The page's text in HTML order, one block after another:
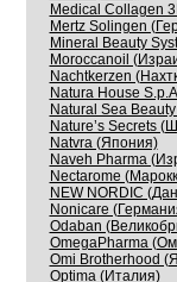
Medical Collagen
Mertz Solingen
Mineral Beauty
Moroccanoil
Nachtkerzen
Natura House
Natural Sea
Nature’s Secrets
Natvra (Япония)
Naveh Pharma
Nectarome
NEW NORDIC
Nonicare
Odaban
OmegaPharma
Omi Brotherhood
Optima (Италия)